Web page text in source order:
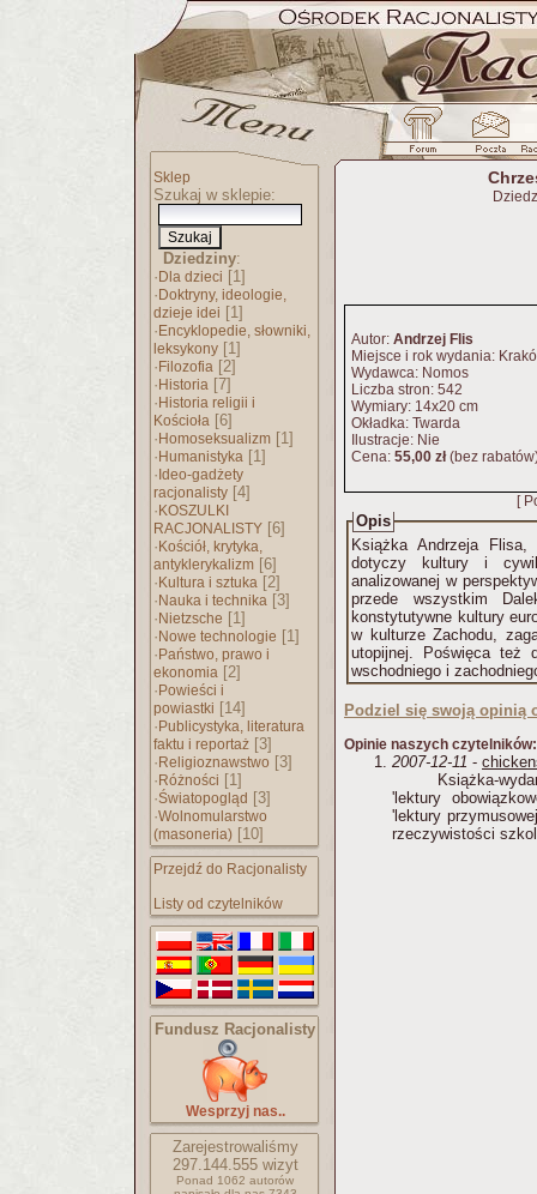
Sklep
Szukaj w sklepie:
Dziedziny:
· Dla dzieci [1]
· Doktryny, ideologie,
dzieje idei [1]
· Encyklopedie, słowniki,
leksykony [1]
· Filozofia [2]
· Historia [7]
· Historia religii i
Kościoła [6]
· Homoseksualizm [1]
· Humanistyka [1]
· Ideo-gadżety
racjonalisty [4]
· KOSZULKI
RACJONALISTY [6]
· Kościół, krytyka,
antyklerykalizm [6]
· Kultura i sztuka [2]
· Nauka i technika [3]
· Nietzsche [1]
· Nowe technologie [1]
· Państwo, prawo i
ekonomia [2]
· Powieści i
powiastki [14]
· Publicystyka, literatura
faktu i reportaż [3]
· Religioznawstwo [3]
· Różności [1]
·Światopogląd [3]
·Wolnomularstwo
(masoneria) [10]
Przejdź do Racjonalisty
Listy od czytelników
Fundusz Racjonalisty
Wesprzyj nas..
Zarejestrowaliśmy
297.144.555wizyt
Ponad 1062 autorów
Autor: Andrzej Flis
Miejsce i rok wydania:
Wydawca: Nomos
Liczba stron: 542
Wymiary: 14x20 cm
Okładka: Twarda
Ilustracje: Nie
Cena: 55,00 zł(bez
[
Opis
Książka Andrzeja
dotyczy kultury i
analizowanej w
przede wszystkim
konstytutywne kultury
w kulturze Zachodu,
utopijnej. Poświęca też
wschodniego i
Podziel się swoją opinią
Opinie naszych czytelników:
2007-12-11 -
Książka-
'lektury
'lektury
rzeczywistości